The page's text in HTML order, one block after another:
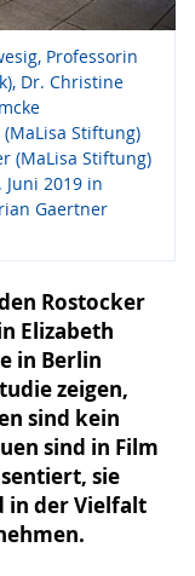
Professorin
Dr. Christine
Stiftung)
(MaLisa Stiftung)
2019 in
Gaertner
Rostocker
Elizabeth
in Berlin
zeigen,
sind kein
sind in Film
sie
in der Vielfalt